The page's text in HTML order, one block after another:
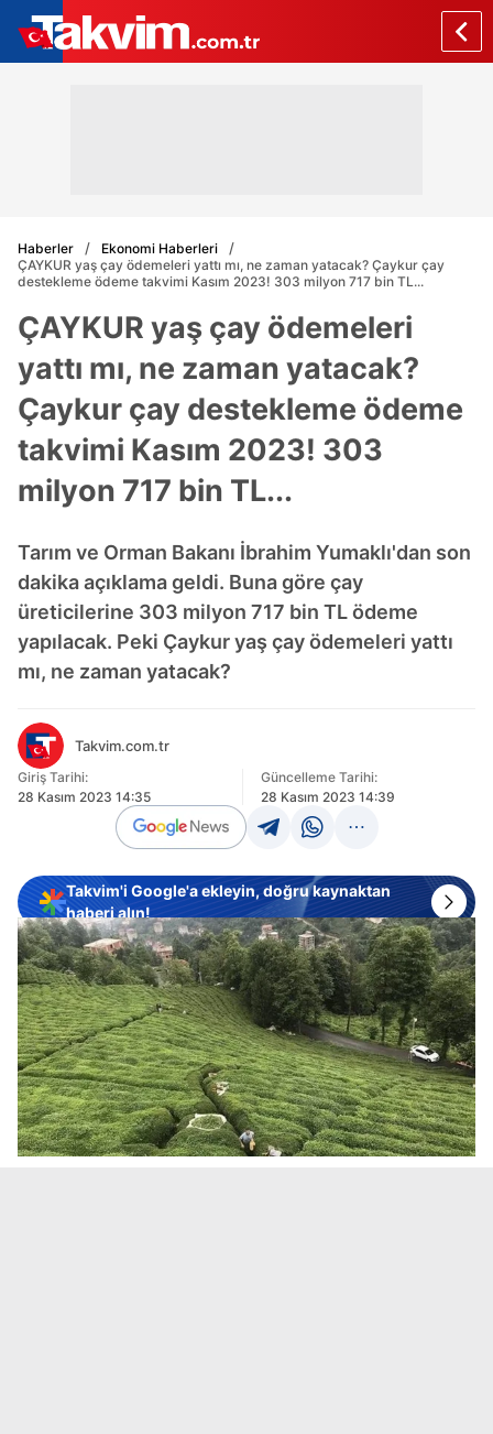
Haberler
Ekonomi Haberleri
ÇAYKUR yaş çay ödemeleri yattı mı, ne zaman yatacak? Çaykur çay
destekleme ödeme takvimi Kasım 2023! 303 milyon 717 bin TL...
ÇAYKUR yaş çay ödemeleri
yattı mı, ne zaman yatacak?
Çaykur çay destekleme ödeme
takvimi Kasım 2023! 303
milyon 717 bin TL...
Tarım ve Orman Bakanı İbrahim Yumaklı'dan son
dakika açıklama geldi. Buna göre çay
üreticilerine 303 milyon 717 bin TL ödeme
yapılacak. Peki Çaykur yaş çay ödemeleri yattı
mı, ne zaman yatacak?
Takvim.com.tr
Giriş Tarihi:
28 Kasım 2023 14:35
Güncelleme Tarihi:
28 Kasım 2023 14:39
Takvim'i Google'a ekleyin, doğru kaynaktan
haberi alın!